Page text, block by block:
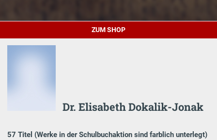
ZUM SHOP
Dr. Elisabeth Dokalik-Jonak
57 Titel (Werke in der Schulbuchaktion sind farblich unterlegt)